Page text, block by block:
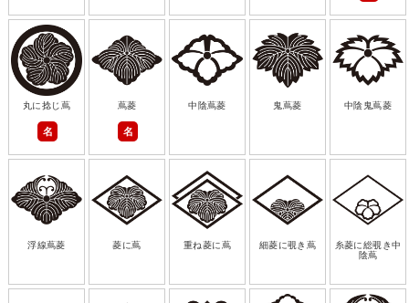
丸に捻じ蔦
名
蔦菱
名
中陰蔦菱 鬼蔦菱 中陰鬼蔦菱
浮線蔦菱 菱に蔦 重ね菱に蔦 細菱に覗き蔦
糸菱に総覗き中
陰蔦